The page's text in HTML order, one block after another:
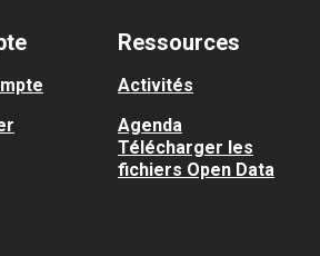
Ressources
Activités
Agenda
Télécharger les
fichiers Open Data